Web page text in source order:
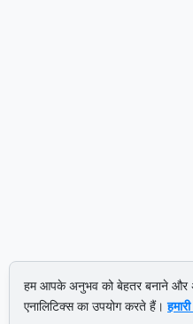
हम आपके अनुभव को बेहतर बनाने और
एनालिटिक्स का उपयोग करते हैं।